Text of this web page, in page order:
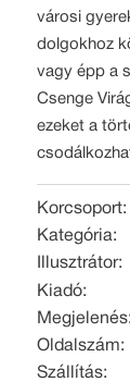
városi
dolgokhoz
vagy épp a
Csenge
ezeket a
Korcsoport:
Kategória:
Illusztrátor:
Kiadó:
Megjelenés:
Oldalszám:
Szállítás: